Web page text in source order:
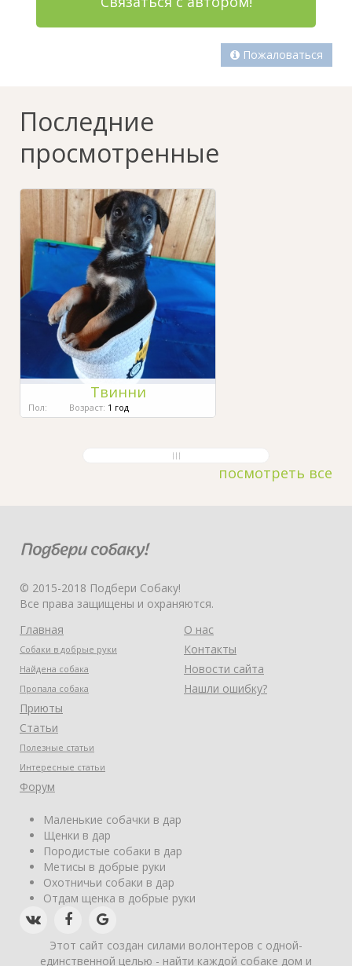
Пожаловаться
Последние
просмотренные
Твинни
Пол: Возраст: 1 год
посмотреть все
© 2015-2018 Подбери Собаку!
Все права защищены и охраняются.
Главная
Собаки в добрые руки
Найдена собака
Пропала собака
Приюты
Статьи
Полезные статьи
Интересные статьи
Форум
О нас
Контакты
Новости сайта
Нашли ошибку?
Маленькие собачки в дар
Щенки в дар
Породистые собаки в дар
Метисы в добрые руки
Охотничьи собаки в дар
Отдам щенка в добрые руки
Этот сайт создан силами волонтеров с одной-
единственной целью - найти каждой собаке дом и